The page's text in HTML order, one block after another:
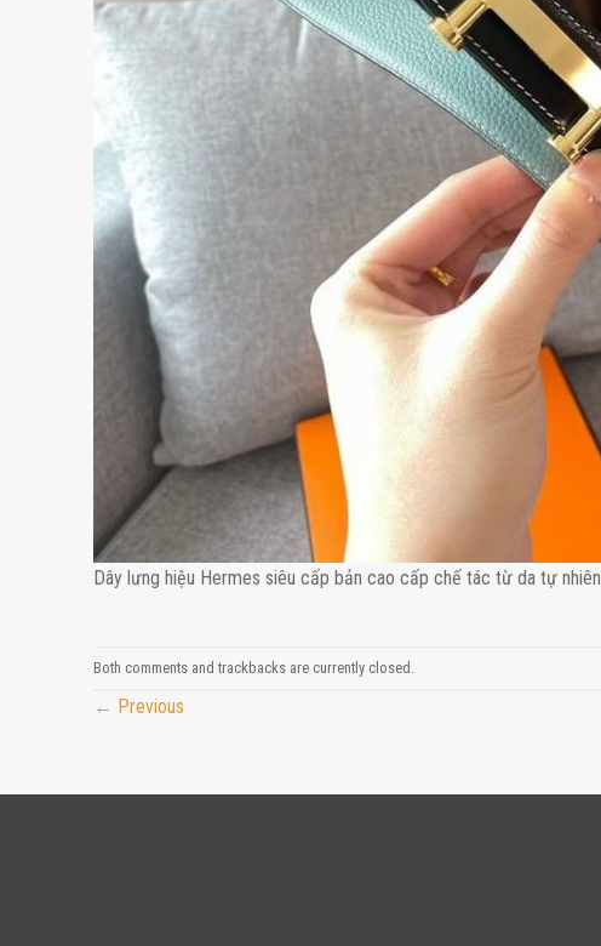
Dây lưng hiệu Hermes siêu cấp bản cao cấp chế tác từ da tự nhiên
Both comments and trackbacks are currently closed.
← Previous